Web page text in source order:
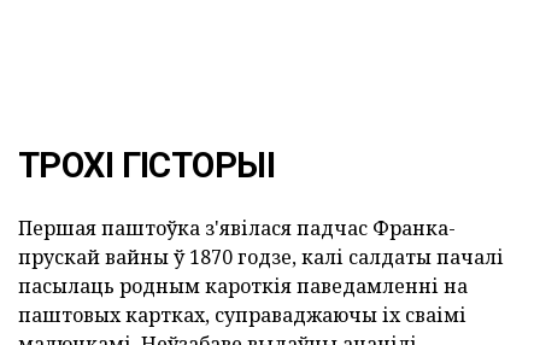
ТРОХІ ГІСТОРЫІ
Першая паштоўка з'явілася падчас Франка-
прускай вайны ў 1870 годзе, калі салдаты пачалі
пасылаць родным кароткія паведамленні на
паштовых картках, суправаджаючы іх сваімі